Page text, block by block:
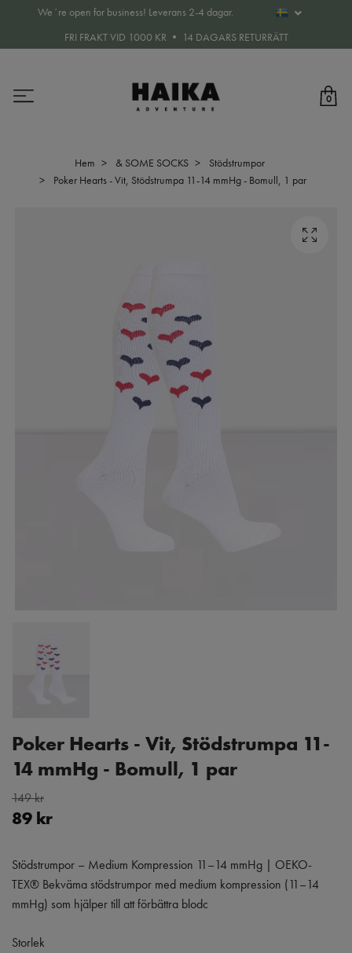
We´re open for business! Leverans 2-4 dagar.
FRI FRAKT VID 1000 KR • 14 DAGARS RETURRÄTT
0
Hem & SOME SOCKS
Stödstrumpor
Poker Hearts - Vit, Stödstrumpa 11-14 mmHg - Bomull, 1 par
Poker Hearts - Vit, Stödstrumpa 11-
14 mmHg - Bomull, 1 par
149 kr
89 kr
Stödstrumpor – Medium Kompression 11–14 mmHg | OEKO-
TEX® Bekväma stödstrumpor med medium kompression (11–14
mmHg) som hjälper till att förbättra blodc
Storlek